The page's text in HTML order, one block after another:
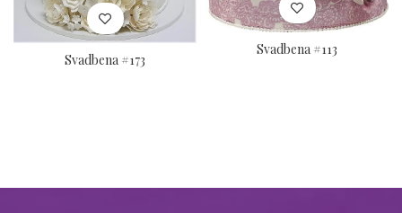
Svadbena #173
Svadbena #113